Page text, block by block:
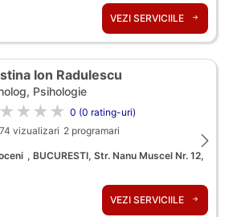
VEZI SERVICIILE
Ion Radulescu
Psihologie
0 (0 rating-uri)
vizualizari 2 programari
, BUCURESTI, Str. Nanu Muscel Nr. 12,
VEZI SERVICIILE